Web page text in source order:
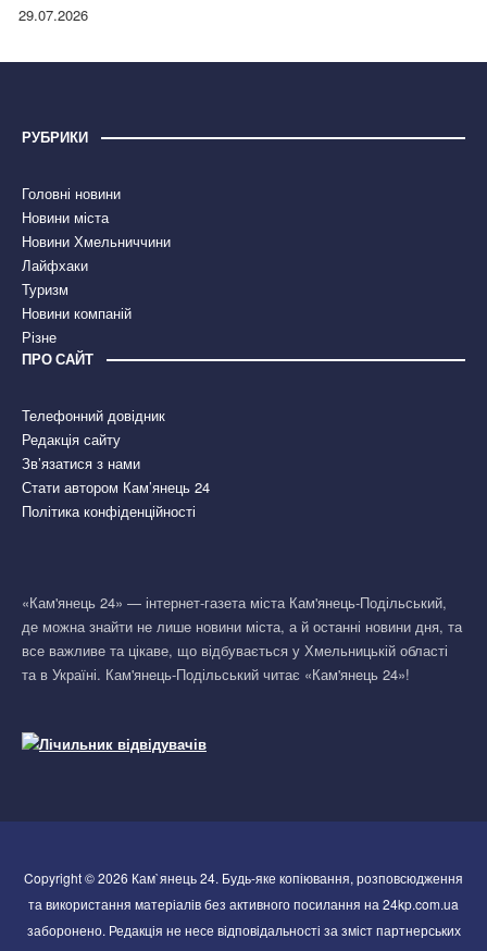
правдою
29.07.2026
РУБРИКИ
Головні новини
Новини міста
Новини Хмельниччини
Лайфхаки
Туризм
Новини компаній
Різне
ПРО САЙТ
Телефонний довідник
Редакція сайту
Зв’язатися з нами
Стати автором Кам’янець 24
Політика конфіденційності
«Кам'янець 24» — інтернет-газета міста Кам'янець-Подільський,
де можна знайти не лише новини міста, а й останні новини дня, та
все важливе та цікаве, що відбувається у Хмельницькій області
та в Україні. Кам'янець-Подільський читає «Кам'янець 24»!
Copyright © 2026 Кам`янець 24. Будь-яке копіювання, розповсюдження
та використання матеріалів без активного посилання на 24kp.com.ua
заборонено. Редакція не несе відповідальності за зміст партнерських